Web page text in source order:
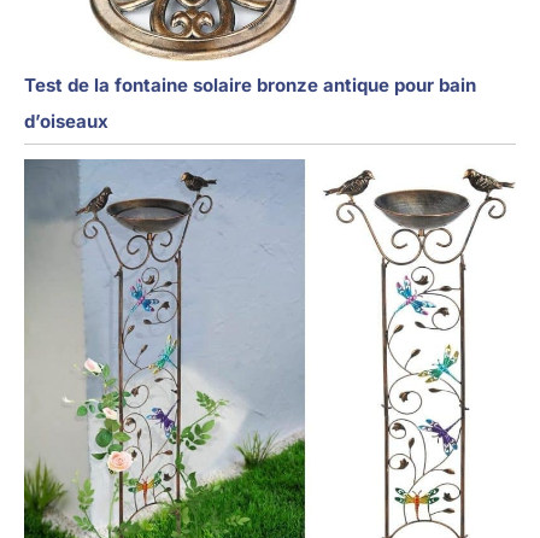
Test de la fontaine solaire bronze antique pour bain
d’oiseaux